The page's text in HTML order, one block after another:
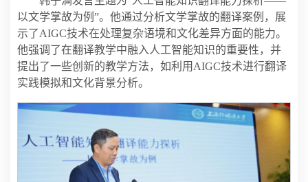
以文学掌故为例”。他通过分析文学掌故的翻译案例，展
示了AIGC技术在处理复杂语境和文化差异方面的能力。
他强调了在翻译教学中融入人工智能知识的重要性，并
提出了一些创新的教学方法，如利用AIGC技术进行翻译
实践模拟和文化背景分析。